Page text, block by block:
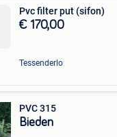
Pvc filter put (sifon)
€ 170,00
Tessenderlo
PVC 315
Bieden